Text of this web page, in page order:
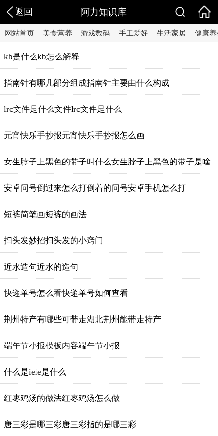
返回 阿力知识库
网站首页 美食营养 游戏数码 手工爱好 生活家居 健康养
kb是什么kb怎么解释
指南针有哪几部分组成指南针主要由什么构成
lrc文件是什么文件lrc文件是什么
元宵快乐手抄报元宵快乐手抄报怎么画
女生脖子上黑色的带子叫什么女生脖子上黑色的带子是啥
安卓问号倒过来怎么打倒着的问号安卓手机怎么打
短裤简笔画短裤的画法
扫头发妙招扫头发的小窍门
近水造句近水的造句
快递单号怎么看快递单号如何查看
荆州特产有哪些可带走湖北荆州能带走特产
端午节小报模板内容端午节小报
什么是ieie是什么
红枣鸡汤的做法红枣鸡汤怎么做
唐三彩是哪三彩唐三彩指的是哪三彩